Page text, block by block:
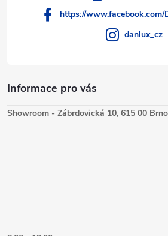
Informace pro vás
https://www.facebook.com/
danlux_cz
Showroom - Zábrdovická 10, 615 00